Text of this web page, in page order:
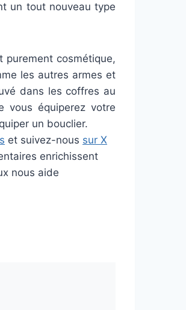
un tout nouveau type
purement cosmétique,
les autres armes et
dans les coffres au
vous équiperez votre
un bouclier.
et suivez-nous sur X
enrichissent
nous aide